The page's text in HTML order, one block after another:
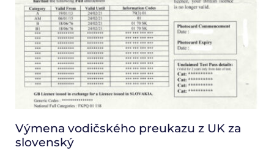
Výmena vodičského preukazu z UK za
slovenský